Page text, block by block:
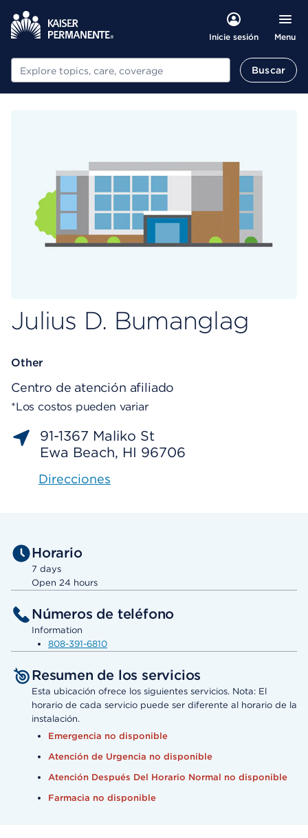
Inicie sesión Menu
Buscar Buscar
Julius D. Bumanglag
Other
Centro de atención afiliado
*Los costos pueden variar
91-1367 Maliko St
Ewa Beach, HI 96706
Direcciones
Horario
7 days
Open 24 hours
Números de teléfono
Information
808-391-6810
Resumen de los servicios
Esta ubicación ofrece los siguientes servicios. Nota: El
horario de cada servicio puede ser diferente al horario de la
instalación.
Emergencia no disponible
Atención de Urgencia no disponible
Atención Después Del Horario Normal no disponible
Farmacia no disponible